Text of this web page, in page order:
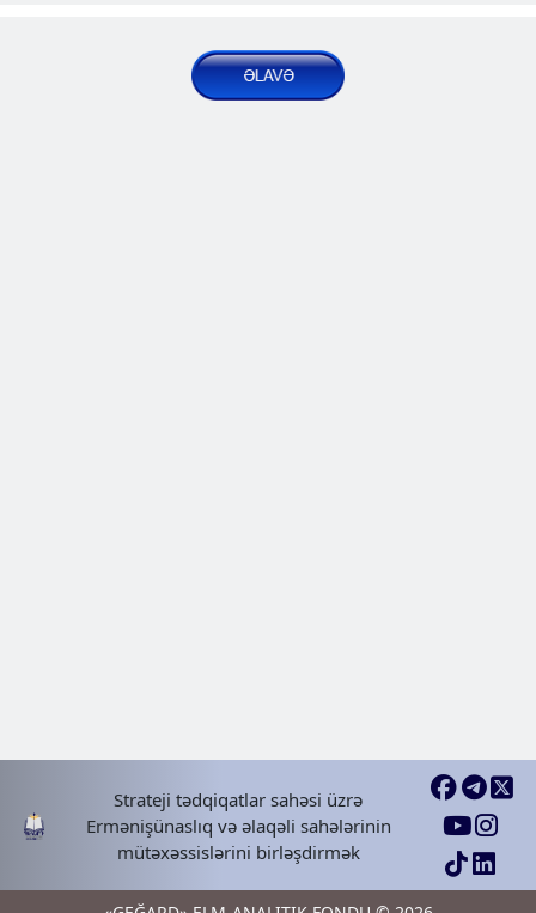
Tarixi Qoxtn vilayətinin erməni
kəndi
Strateji tədqiqatlar sahəsi üzrə
Ermənişünaslıq və əlaqəli sahələrinin
mütəxəssislərini birləşdirmək